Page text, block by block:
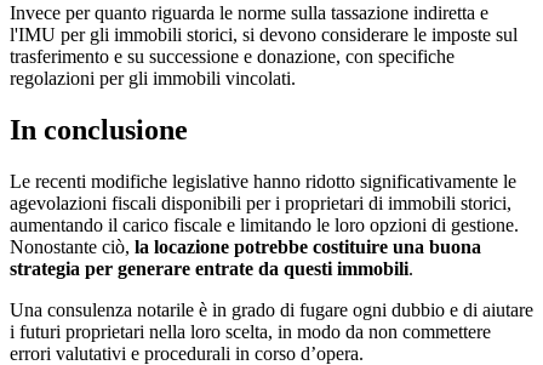
Invece per quanto riguarda le norme sulla tassazione indiretta e
l'IMU per gli immobili storici, si devono considerare le imposte sul
trasferimento e su successione e donazione, con specifiche
regolazioni per gli immobili vincolati.
In conclusione
Le recenti modifiche legislative hanno ridotto significativamente le
agevolazioni fiscali disponibili per i proprietari di immobili storici,
aumentando il carico fiscale e limitando le loro opzioni di gestione.
Nonostante ciò, la locazione potrebbe costituire una buona
strategia per generare entrate da questi immobili.
Una consulenza notarile è in grado di fugare ogni dubbio e di aiutare
i futuri proprietari nella loro scelta, in modo da non commettere
errori valutativi e procedurali in corso d’opera.